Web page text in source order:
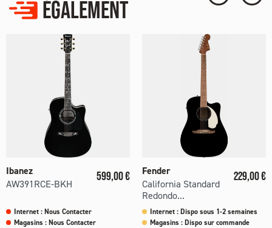
ÉGALEMENT
Ibanez
AW391RCE-BKH
Prix
599,00 €
Internet : Nous Contacter
Magasins : Nous Contacter
Fender
California Standard
Redondo...
Prix
229,00 €
Internet : Dispo sous 1-2 semaines
Magasins : Dispo sur commande